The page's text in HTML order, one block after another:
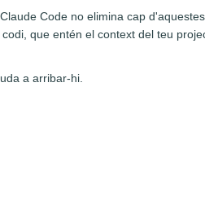
Code no elimina cap
que entén el context del teu
a arribar-hi.